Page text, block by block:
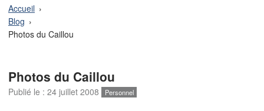
Accueil
Blog
Photos du Caillou
Photos du Caillou
Publié le : 24 juillet 2008 Personnel